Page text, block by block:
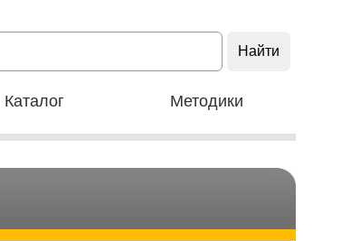
Каталог Методики